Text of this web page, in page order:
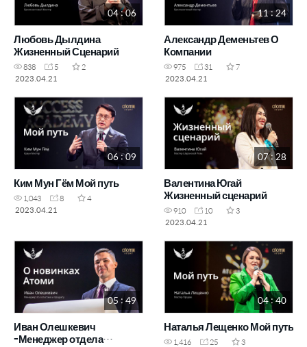
04 : 06
Любовь Дылдина
Жизненный Сценарий
838 5
2
2023.04.21
11 : 24
Александр Деменьтев О
Компании
975 31
7
2023.04.21
06 : 09
Ким Мун Гём Мой путь
1,043 8
4
2023.04.21
07 : 28
Валентина Югай
Жизненный сценарий
910 10
3
2023.04.21
05 : 49
Иван Олешкевич
-Менеджер отдела
04 : 40
Наталья Лещенко Мой путь
1,416 25
3